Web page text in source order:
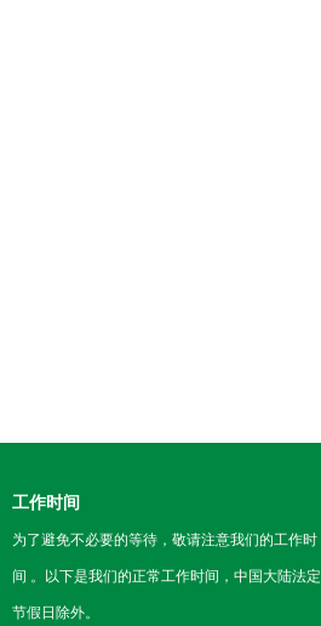
工作时间
为了避免不必要的等待，敬请注意我们的工作时
间 。以下是我们的正常工作时间，中国大陆法定
节假日除外。